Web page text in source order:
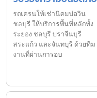
รถเครนให้เช่านิคมบ่อวิน
ชลบุรี ให้บริการพื้นที่หลักทั้ง
ระยอง ชลบุรี ปราจีนบุรี
สระแก้ว และจันทบุรี ด้วยทีม
งานที่ผ่านการอบ